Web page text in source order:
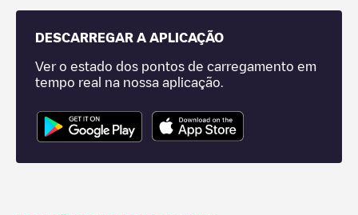
DESCARREGAR A APLICAÇÃO
Ver o estado dos pontos de carregamento em
tempo real na nossa aplicação.